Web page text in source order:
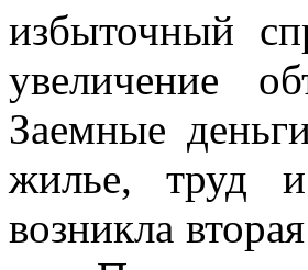
избыточный
увеличение
Заемные
жилье, труд
возникла